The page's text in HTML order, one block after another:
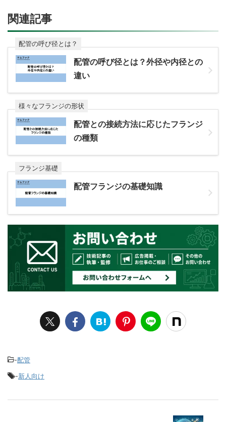
関連記事
配管の呼び径とは？外径や内径との
違い
配管の呼び径とは？
配管との接続方法に応じたフランジ
の種類
様々なフランジの形状
配管フランジの基礎知識
フランジ基礎
-配管
-新人向け